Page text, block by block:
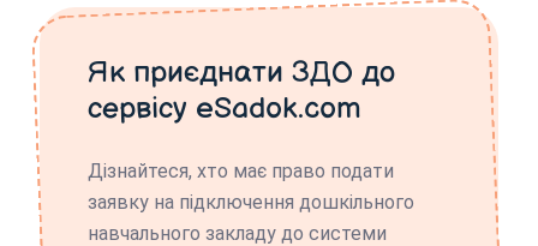
Як приєднати ЗДО до
сервісу eSadok.com
Дізнайтеся, хто має право подати
заявку на підключення дошкільного
навчального закладу до системи